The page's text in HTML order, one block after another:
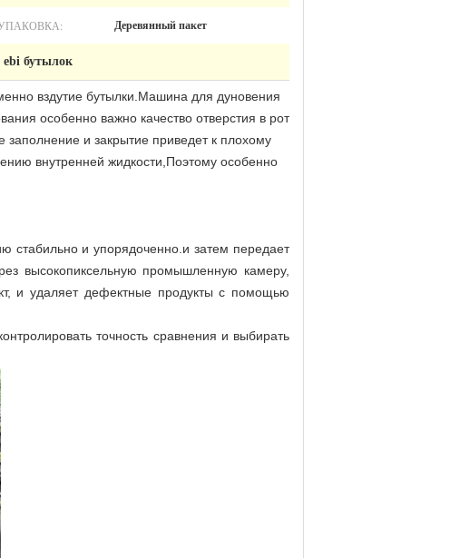
Деревянный пакет
бутылок
вздутие бутылки.Машина для дуновения
особенно важно качество отверстия в рот
и закрытие приведет к плохому
внутренней жидкости,Поэтому особенно
стабильно и упорядоченно.и затем передает
высокопиксельную промышленную камеру,
и удаляет дефектные продукты с помощью
точность сравнения и выбирать